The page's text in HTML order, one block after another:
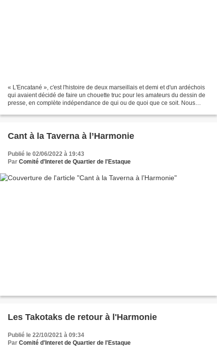
« L'Encatané », c'est l'histoire de deux marseillais et demi et d'un ardéchois
qui avaient décidé de faire un chouette truc pour les amateurs du dessin de
presse, en complète indépendance de qui ou de quoi que ce soit. Nous
Cant à la Taverna à l’Harmonie
Publié le 02/06/2022 à 19:43
Par Comité d'Interet de Quartier de l'Estaque
Les Takotaks de retour à l'Harmonie
Publié le 22/10/2021 à 09:34
Par Comité d'Interet de Quartier de l'Estaque